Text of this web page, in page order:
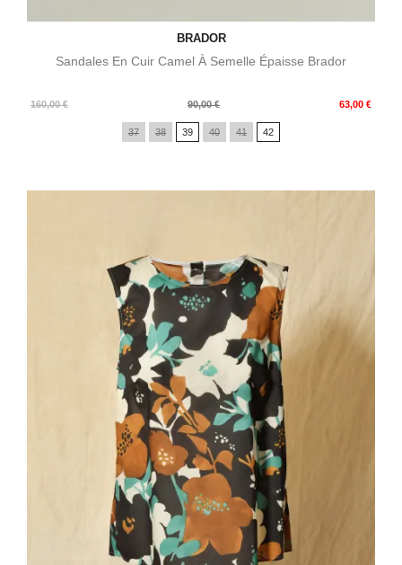
BRADOR
Sandales En Cuir Camel À Semelle Épaisse Brador
160,00 €
Prix
90,00 € 63,00 €
Prix
37 38 39 40 41 42